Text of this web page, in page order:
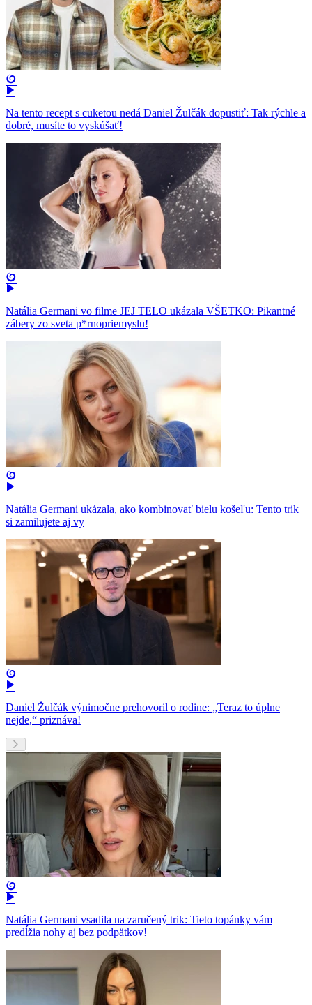
Na tento recept s cuketou nedá Daniel Žulčák dopustiť: Tak rýchle a
dobré, musíte to vyskúšať!
Natália Germani vo filme JEJ TELO ukázala VŠETKO: Pikantné
zábery zo sveta p*rnopriemyslu!
Natália Germani ukázala, ako kombinovať bielu košeľu: Tento trik
si zamilujete aj vy
Daniel Žulčák výnimočne prehovoril o rodine: „Teraz to úplne
nejde,“ priznáva!
Natália Germani vsadila na zaručený trik: Tieto topánky vám
predĺžia nohy aj bez podpätkov!